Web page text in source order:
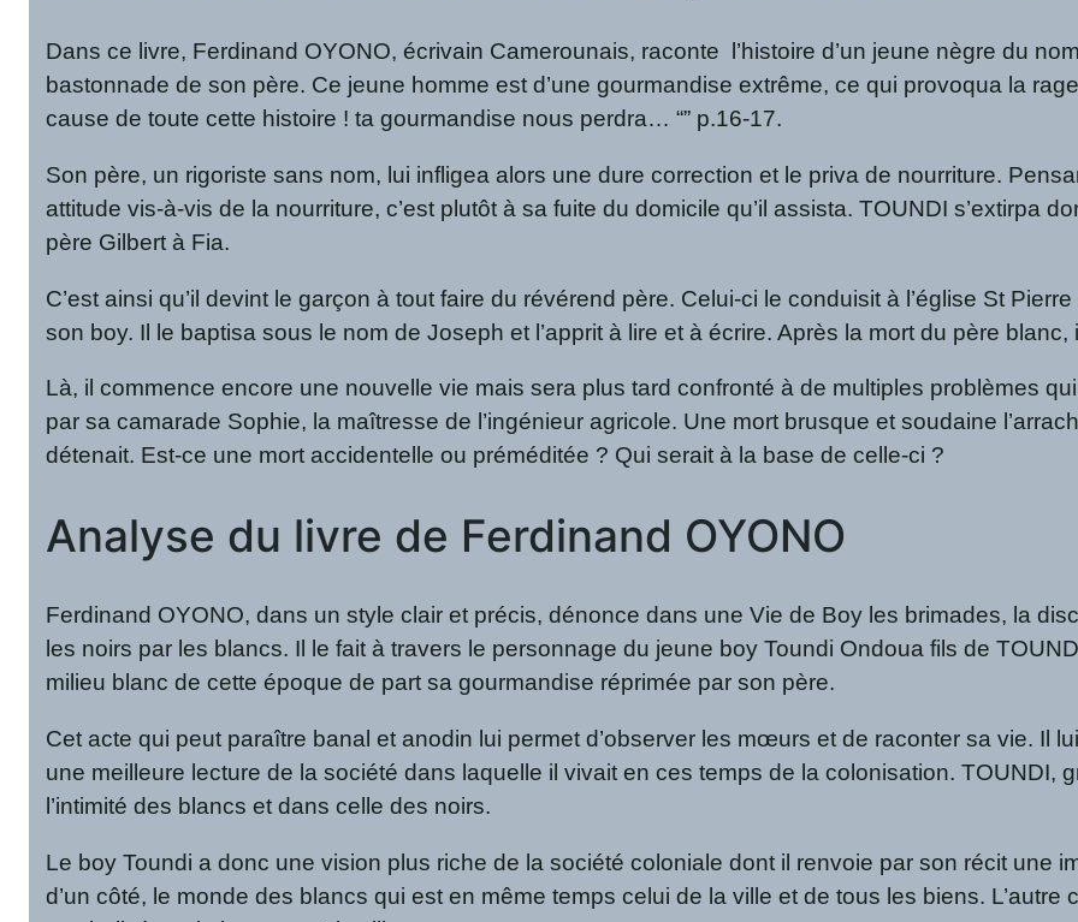
Dans ce livre, Ferdinand OYONO, écrivain Camerounais, raconte l’histoire d’un jeune nègre du
bastonnade de son père. Ce jeune homme est d’une gourmandise extrême, ce qui provoqua la
cause de toute cette histoire ! ta gourmandise nous perdra… “” p.16-17.
Son père, un rigoriste sans nom, lui infligea alors une dure correction et le priva de nourriture.
attitude vis-à-vis de la nourriture, c’est plutôt à sa fuite du domicile qu’il assista. TOUNDI s’extirpa
père Gilbert à Fia.
C’est ainsi qu’il devint le garçon à tout faire du révérend père. Celui-ci le conduisit à l’église St
son boy. Il le baptisa sous le nom de Joseph et l’apprit à lire et à écrire. Après la mort du père
Là, il commence encore une nouvelle vie mais sera plus tard confronté à de multiples problèmes
par sa camarade Sophie, la maîtresse de l’ingénieur agricole. Une mort brusque et soudaine
détenait. Est-ce une mort accidentelle ou préméditée ? Qui serait à la base de celle-ci ?
Analyse du livre de Ferdinand OYONO
Ferdinand OYONO, dans un style clair et précis, dénonce dans une Vie de Boy les brimades, la
les noirs par les blancs. Il le fait à travers le personnage du jeune boy Toundi Ondoua fils de
milieu blanc de cette époque de part sa gourmandise réprimée par son père.
Cet acte qui peut paraître banal et anodin lui permet d’observer les mœurs et de raconter sa vie. Il
une meilleure lecture de la société dans laquelle il vivait en ces temps de la colonisation. TOUNDI,
l’intimité des blancs et dans celle des noirs.
Le boy Toundi a donc une vision plus riche de la société coloniale dont il renvoie par son récit une
d’un côté, le monde des blancs qui est en même temps celui de la ville et de tous les biens. L’autre